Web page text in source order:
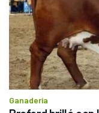
Ganadería